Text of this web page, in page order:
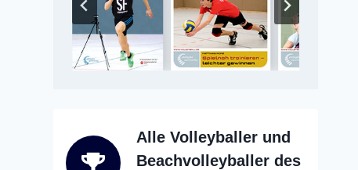
Alle Volleyballer und
Beachvolleyballer des